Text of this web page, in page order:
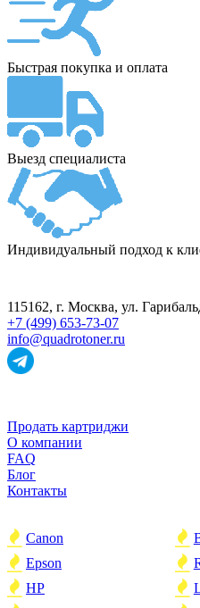
Быстрая покупка и оплата
Выезд специалиста
Индивидуальный подход к
115162, г. Москва, ул.
+7 (499) 653-73-07
info@quadrotoner.ru
Продать картриджи
О компании
FAQ
Блог
Контакты
Canon
Epson
HP